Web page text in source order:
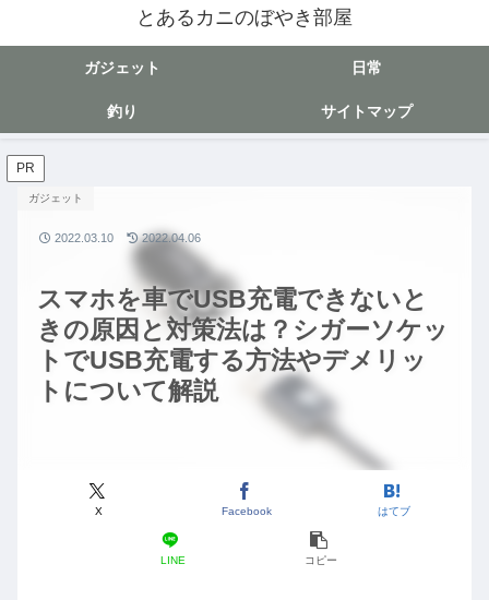
とあるカニのぼやき部屋
ガジェット 日常
釣り サイトマップ
PR
スマホを車でUSB充電できないと
きの原因と対策法は？シガーソケッ
トでUSB充電する方法やデメリッ
トについて解説
ガジェット
X Facebook はてブ
LINE コピー
2022.03.10 2022.04.06